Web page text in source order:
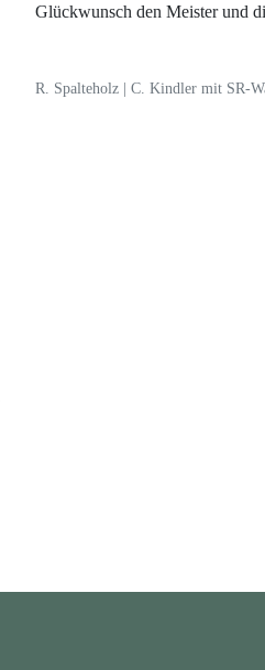
Glückwunsch den Meister und
R. Spalteholz | C. Kindler mit SR-